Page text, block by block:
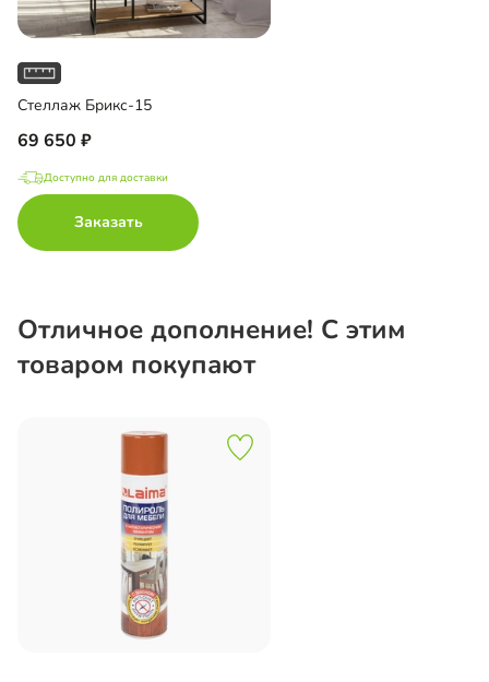
Стеллаж Брикс-15
69 650
Доступно для доставки
Заказать
Отличное дополнение! С этим
товаром покупают